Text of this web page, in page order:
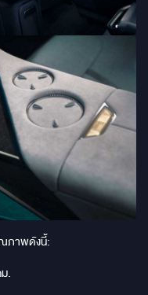
ภาพดังนี้:
.